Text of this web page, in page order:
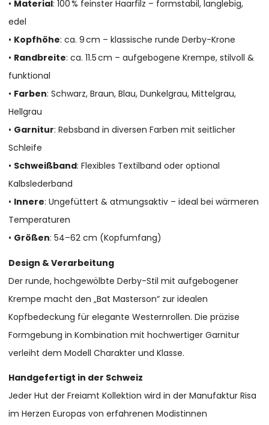
• Material: 100 % feinster Haarfilz – formstabil, langlebig,
edel
• Kopfhöhe: ca. 9 cm – klassische runde Derby-Krone
• Randbreite: ca. 11.5 cm – aufgebogene Krempe, stilvoll &
funktional
• Farben: Schwarz, Braun, Blau, Dunkelgrau, Mittelgrau,
Hellgrau
• Garnitur: Rebsband in diversen Farben mit seitlicher
Schleife
• Schweißband: Flexibles Textilband oder optional
Kalbslederband
• Innere: Ungefüttert & atmungsaktiv – ideal bei wärmeren
Temperaturen
• Größen: 54–62 cm (Kopfumfang)
Design & Verarbeitung
Der runde, hochgewölbte Derby-Stil mit aufgebogener
Krempe macht den „Bat Masterson“ zur idealen
Kopfbedeckung für elegante Westernrollen. Die präzise
Formgebung in Kombination mit hochwertiger Garnitur
verleiht dem Modell Charakter und Klasse.
Handgefertigt in der Schweiz
Jeder Hut der Freiamt Kollektion wird in der Manufaktur Risa
im Herzen Europas von erfahrenen Modistinnen